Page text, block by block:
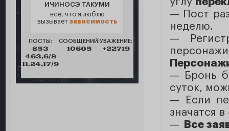
ИЧИНОСЭ ТАКУМИ
все, что я люблю
вызывает зависимость
ПОСТЫ:
853
463,6/8
11.24,17/9
СООБЩЕНИЙ:
10605
УВАЖЕНИЕ:
+22719
— Пост
неделю.
—
— Бронь
суток,
— Eсли
значатся в
—
Все